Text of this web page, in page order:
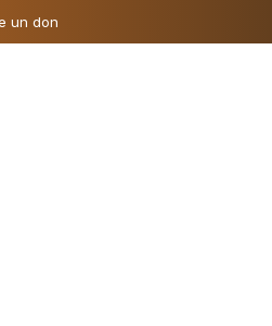
un don